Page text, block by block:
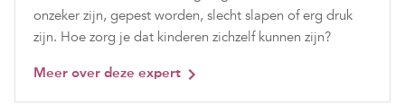
onzeker zijn, gepest worden, slecht slapen of erg druk
zijn. Hoe zorg je dat kinderen zichzelf kunnen zijn?
Meer over deze expert